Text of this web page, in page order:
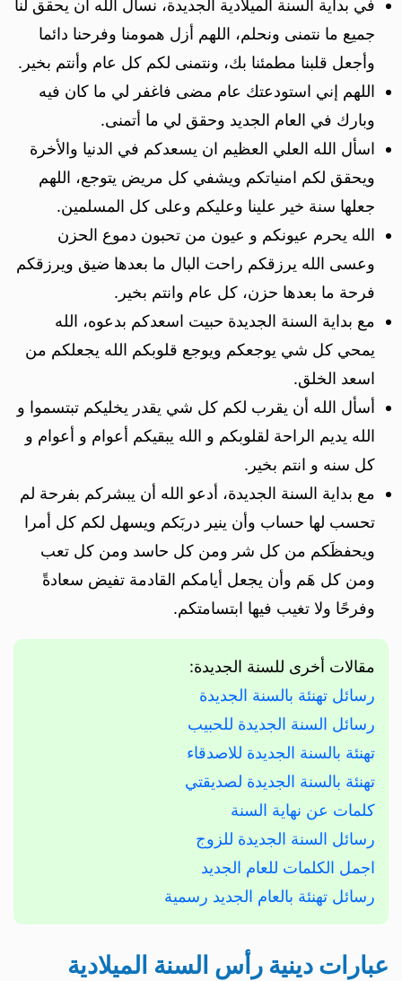
في بداية السنة الميلادية الجديدة، نسأل الله أن يحقق لنا
جميع ما نتمنى ونحلم، اللهم أزل همومنا وفرحنا دائما
وأجعل قلبنا مطمئنا بك، ونتمنى لكم كل عام وأنتم بخير.
اللهم إني استودعتك عام مضى فاغفر لي ما كان فيه
وبارك في العام الجديد وحقق لي ما أتمنى.
اسأل الله العلي العظيم ان يسعدكم في الدنيا والأخرة
ويحقق لكم امنياتكم ويشفي كل مريض يتوجع، اللهم
جعلها سنة خير علينا وعليكم وعلى كل المسلمين.
الله يحرم عيونكم و عيون من تحبون دموع الحزن
وعسى الله يرزقكم راحت البال ما بعدها ضيق ويرزقكم
فرحة ما بعدها حزن، كل عام وانتم بخير.
مع بداية السنة الجديدة حبيت اسعدكم بدعوه، الله
يمحي كل شي يوجعكم ويوجع قلوبكم الله يجعلكم من
اسعد الخلق.
أسأل الله أن يقرب لكم كل شي يقدر يخليكم تبتسموا و
الله يديم الراحة لقلوبكم و الله يبقيكم أعوام و أعوام و
كل سنه و انتم بخير.
مع بداية السنة الجديدة، أدعو الله أن يبشركم بفرحة لم
تحسب لها حساب وأن ينير دربَكم ويسهل لكم كل أمرا
ويحفظَكم من كل شر ومن كل حاسد ومن كل تعب
ومن كل هَم وأن يجعل أيامكم القادمة تفيض سعادةً
وفرحًا ولا تغيب فيها ابتسامتكم.
مقالات أخرى للسنة الجديدة:
رسائل تهنئة بالسنة الجديدة
رسائل السنة الجديدة للحبيب
تهنئة بالسنة الجديدة للاصدقاء
تهنئة بالسنة الجديدة لصديقتي
كلمات عن نهاية السنة
رسائل السنة الجديدة للزوج
اجمل الكلمات للعام الجديد
رسائل تهنئة بالعام الجديد رسمية
عبارات دينية رأس السنة الميلادية